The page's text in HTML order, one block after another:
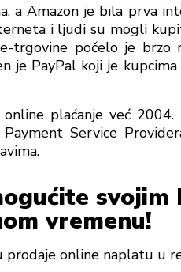
a Amazon je bila prva
i ljudi su mogli
trgovine počelo je brzo
je PayPal koji je
plaćanje već
Service
svojim
vremenu!
online naplatu u